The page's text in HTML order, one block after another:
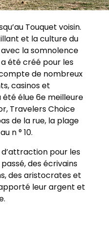
Touquet voisin.
et la culture du
la somnolence
a été créé pour les
de nombreux
casinos et
été élue 6e meilleure
Travelers Choice
de la rue, la plage
n ° 10.
pour les
des écrivains
des aristocrates et
leur argent et